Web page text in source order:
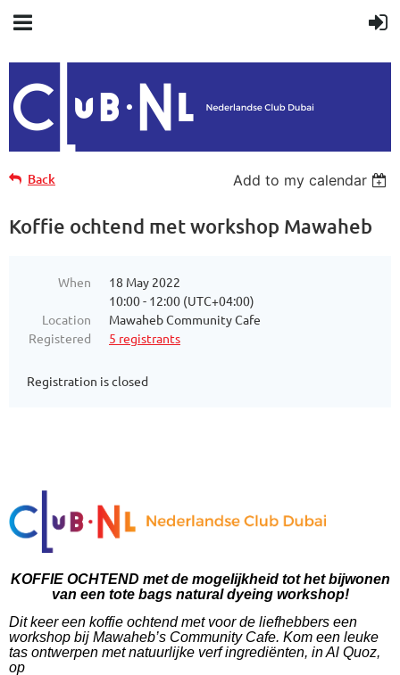
Back Add to my calendar
Koffie ochtend met workshop Mawaheb
When
18 May 2022
10:00 - 12:00 (UTC+04:00)
Location
Mawaheb Community Cafe
Registered
5 registrants
Registration is closed
KOFFIE OCHTEND met de mogelijkheid tot het bijwonen
van een tote bags natural dyeing workshop!
Dit keer een koffie ochtend met voor de liefhebbers een
workshop bij Mawaheb’s Community Cafe. Kom een leuke
tas ontwerpen met natuurlijke verf ingrediënten, in Al Quoz,
op